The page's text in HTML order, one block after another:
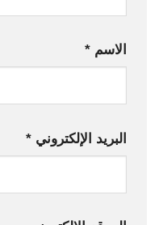
الاسم *
البريد الإلكتروني *